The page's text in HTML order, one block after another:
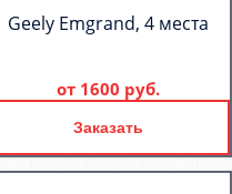
Geely Emgrand, 4 места
от 1600 руб.
Заказать